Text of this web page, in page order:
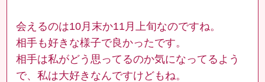
会えるのは10月末か11月上旬なのですね。
相手も好きな様子で良かったです。
相手は私がどう思ってるのか気になってるよう
で、私は大好きなんですけどもね。